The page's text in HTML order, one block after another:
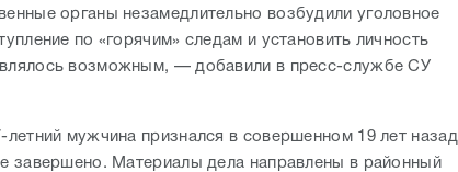
органы незамедлительно возбудили уголовное
по «горячим» следам и установить личность
возможным, — добавили в пресс-службе СУ
мужчина признался в совершенном 19 лет назад
завершено. Материалы дела направлены в районный